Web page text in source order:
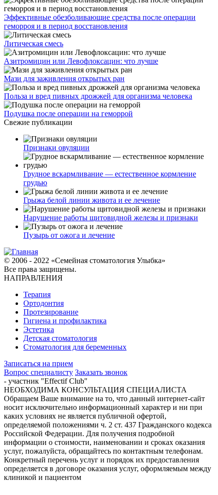
Эффективные обезболивающие средства после операции
геморроя и в период восстановления
Литическая смесь
Азитромицин или Левофлоксацин: что лучше
Мази для заживления открытых ран
Польза и вред пивных дрожжей для организма человека
Подушка после операции на геморрой
Свежие публикации
Признаки овуляции
Грудное вскармливание — естественное кормление
грудью
Грыжа белой линии живота и ее лечение
Нарушение работы щитовидной железы и признаки
Пузырь от ожога и лечение
© 2006 - 2022 «Семейная стоматология Улыбка»
Все права защищены.
НАПРАВЛЕНИЯ
Терапия
Ортодонтия
Протезирование
Гигиена и профилактика
Эстетика
Детская стоматология
Стоматология для беременных
Записаться на прием
Вопрос специалисту Заказать звонок
- участник "Effectif Club"
НЕОБХОДИМА КОНСУЛЬТАЦИЯ СПЕЦИАЛИСТА
Обращаем Ваше внимание на то, что данный интернет-сайт
носит исключительно информационный характер и ни при
каких условиях не является публичной офертой,
определяемой положениями ч. 2 ст. 437 Гражданского кодекса
Российской Федерации. Для получения подробной
информации о стоимости, наименовании и сроках оказания
услуг, пожалуйста, обращайтесь по контактным телефонам.
Конкретный перечень услуг и порядок их предоставления
определяется в договоре оказания услуг, оформляемым между
клиникой и пациентом